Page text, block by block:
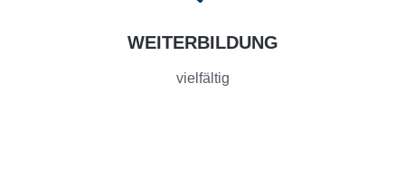
WEITERBILDUNG
vielfältig